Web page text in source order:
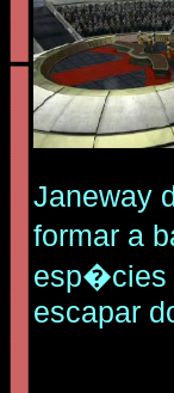
Janeway
formar a
esp�cies
escapar